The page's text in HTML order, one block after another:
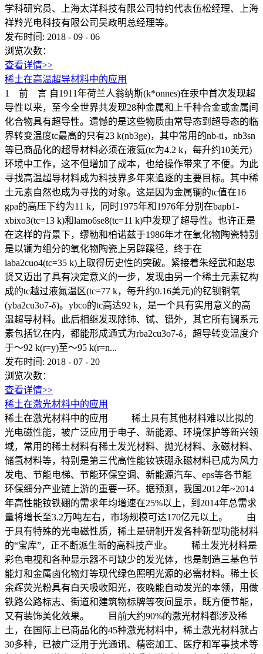
学科研究员、上海太洋科技有限公司特约代表伍松经理、上海
祥羚光电科技有限公司吴政明总经理等。
发布时间: 2018 - 09 - 06
浏览次数：
查看详情>>
稀土在高温超导材料中的应用
1 前 言 自1911年荷兰人翁纳斯(k*onnes)在汞中首次发现超
导性以来，至今全世界共发现28种金属和上千种合金或金属间
化合物具有超导性。遗憾的是这些物质由常导态到超导态的临
界转变温度tc最高的只有23 k(nb3ge)，其中常用的nb-ti，nb3sn
等已商品化的超导材料必须在液氦(tc为4.2 k，每升约10美元)
环境中工作，这不但增加了成本，也给操作带来了不便。为此
寻找高温超导材料成为科技界多年来追逐的主要目标。其中稀
土元素自然也成为寻找的对象。这是因为金属镧的tc值在16
gpa的高压下约为11 k，同时1975年和1976年分别在bapb1-
xbixo3(tc=13 k)和lamo6se8(tc=11 k)中发现了超导性。也许正是
在这样的背景下，缪勒和柏诺兹于1986年才在氧化物陶瓷特别
是以镧为组分的氧化物陶瓷上另辟蹊径，终于在
laba2cuo4(tc=35 k)上取得历史性的突破。紧接着朱经武和赵忠
贤又迈出了具有决定意义的一步，发现由另一个稀土元素钇构
成的tc越过液氮温区(tc=77 k，每升约0.16美元)的钇钡铜氧
(yba2cu3o7-δ)。ybco的tc高达92 k，是一个具有实用意义的高
温超导材料。此后相继发现除铈、铽、镨外，其它所有镧系元
素包括钇在内，都能形成通式为rba2cu3o7-δ，超导转变温度介
于～92 k(r=y)至～95 k(r=n...
发布时间: 2018 - 07 - 20
浏览次数：
查看详情>>
稀土在激光材料中的应用
稀土在激光材料中的应用 稀土具有其他材料难以比拟的
光电磁性能，被广泛应用于电子、新能源、环境保护等新兴领
域，常用的稀土材料有稀土发光材料、抛光材料、永磁材料、
储氢材料等，特别是第三代高性能钕铁硼永磁材料已成为风力
发电、节能电梯、节能环保空调、新能源汽车、eps等各节能
环保细分产业链上游的重要一环。据预测，我国2012年~2014
年高性能钕铁硼的需求年均增速在25%以上，到2014年总需求
量将增长至3.2万吨左右，市场规模可达170亿元以上。 由
于具有特殊的光电磁性质，稀土是研制开发各种新型功能材料
的“宝库”，正不断派生新的高科技产业。 稀土发光材料是
彩色电视和各种显示器不可缺少的发光体，也是制造三基色节
能灯和金属卤化物灯等现代绿色照明光源的必需材料。稀土长
余辉荧光粉具有白天吸收阳光，夜晚能自动发光的本领，用做
铁路公路标志、街道和建筑物标牌等夜间显示，既方便节能，
又有装饰美化效果。 目前大约90%的激光材料都涉及稀
土，在国际上已商品化的45种激光材料中，稀土激光材料就占
30多种，已被广泛用于光通讯、精密加工、医疗和军事技术等